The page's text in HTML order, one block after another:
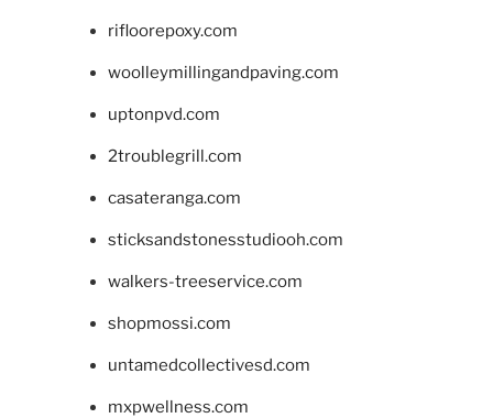
rifloorepoxy.com
woolleymillingandpaving.com
uptonpvd.com
2troublegrill.com
casateranga.com
sticksandstonesstudiooh.com
walkers-treeservice.com
shopmossi.com
untamedcollectivesd.com
mxpwellness.com